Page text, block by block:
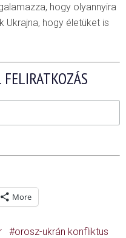
hogy olyannyira
Ukrajna, hogy életüket is
More
orosz-ukrán konfliktus